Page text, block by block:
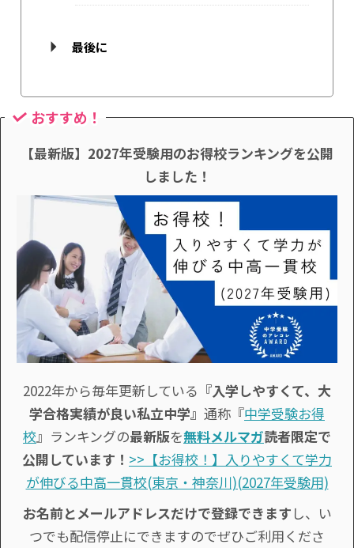
最後に
おすすめ！
【最新版】2027年受験用のお得校ランキングを公開
しました！
2022年から毎年更新している 『入学しやすくて、大
学合格実績が良い私立中学』 通称『中学受験お得
校』ランキングの最新版を無料メルマガ読者限定で
公開しています！ >>【お得校！】入りやすくて学力
が伸びる中高一貫校(東京・神奈川)(2027年受験用)
お名前とメールアドレスだけで登録できます し、い
つでも配信停止にできますのでぜひご利用くださ